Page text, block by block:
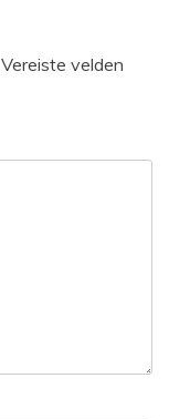
Vereiste velden